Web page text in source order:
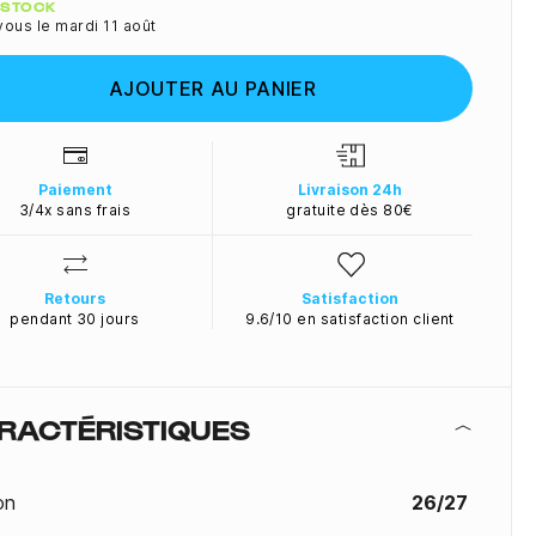
le mardi 11 août
AJOUTER AU PANIER
Paiement
3/4x sans frais
Livraison 24h
gratuite dès 80€
Retours
pendant 30 jours
Satisfaction
9.6/10 en satisfaction client
26/27